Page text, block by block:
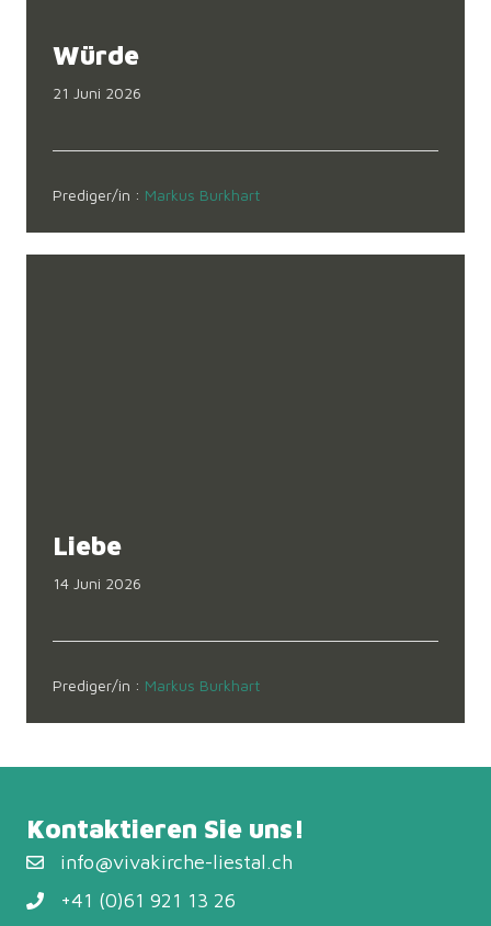
Würde
21 Juni 2026
Prediger/in : Markus Burkhart
Liebe
14 Juni 2026
Prediger/in : Markus Burkhart
Kontaktieren Sie uns!
info@vivakirche-liestal.ch
+41 (0)61 921 13 26